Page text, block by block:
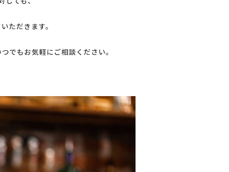
ただきます。
でもお気軽にご相談ください。